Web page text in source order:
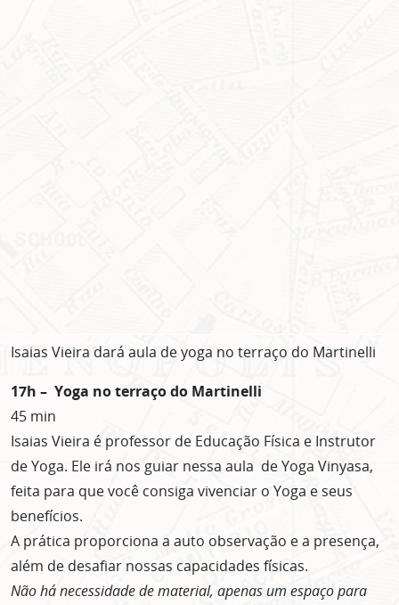
Isaias Vieira dará aula de yoga no terraço do Martinelli
17h – Yoga no terraço do Martinelli
45 min
Isaias Vieira é professor de Educação Física e Instrutor
de Yoga. Ele irá nos guiar nessa aula de Yoga Vinyasa,
feita para que você consiga vivenciar o Yoga e seus
benefícios.
A prática proporciona a auto observação e a presença,
além de desafiar nossas capacidades físicas.
Não há necessidade de material, apenas um espaço para
ASSINE GRATUITAMENTE
NOSSA NEWSLETTER!
Clique no botão abaixo para receber notícias sobre o
centro de São Paulo no seu email.